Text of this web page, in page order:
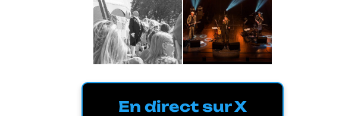
En direct sur X